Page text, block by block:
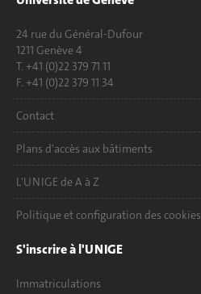
24 rue du Général-Dufour
1211 Genève 4
T. +41 (0)22 379 71 11
F. +41 (0)22 379 11 34
Contact
Plans d'accès aux bâtiments
L'UNIGE de A à Z
Politique et configuration des cookies
S'inscrire à l'UNIGE
Immatriculations